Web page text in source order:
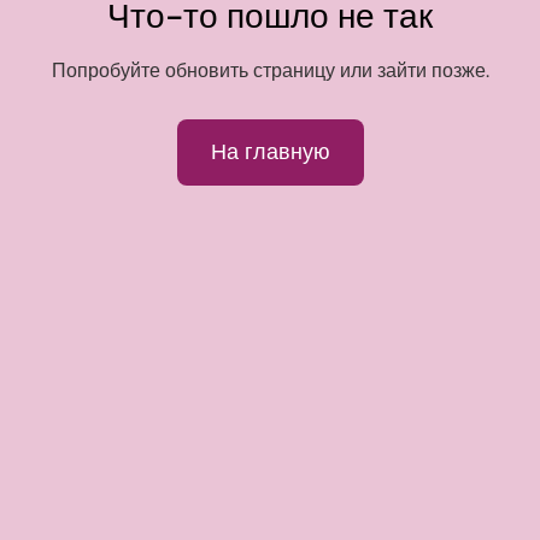
Что-то пошло не так
Попробуйте обновить страницу или зайти позже.
На главную